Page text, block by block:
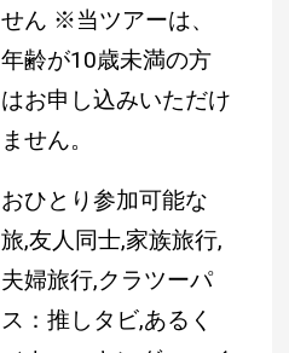
せん ※当ツアーは、
年齢が10歳未満の方
はお申し込みいただけ
ません。
おひとり参加可能な
旅,友人同士,家族旅行,
夫婦旅行,クラツーパ
ス：推しタビ,あるく